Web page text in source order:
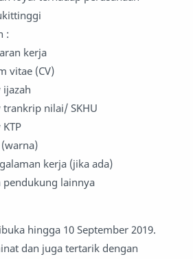
:
kerja
vitae (CV)
ijazah
trankrip nilai/ SKHU
kerja (jika ada)
pendukung lainnya
hingga 10 September 2019.
dan juga tertarik dengan